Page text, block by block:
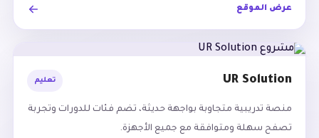
عرض الموقع
UR Solution تعليم
منصة تدريبية متجاوبة بواجهة حديثة، تضم فئات للدورات وتجربة
تصفح سهلة ومتوافقة مع جميع الأجهزة.